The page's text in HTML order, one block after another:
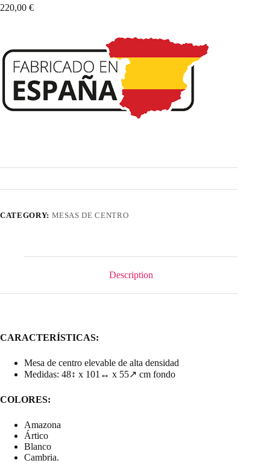
220,00 €
CATEGORY: MESAS DE CENTRO
Description
CARACTERÍSTICAS:
Mesa de centro elevable de alta densidad
Medidas: 48↕ x 101↔ x 55↗ cm fondo
COLORES:
Amazona
Ártico
Blanco
Cambria.